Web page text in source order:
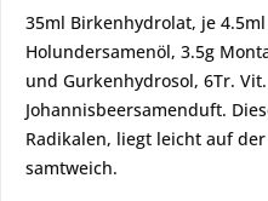
35ml Birkenhydrolat, je
Holundersamenöl, 3.5g
und Gurkenhydrosol, 6Tr.
Johannisbeersamenduft.
Radikalen, liegt leicht auf
samtweich.